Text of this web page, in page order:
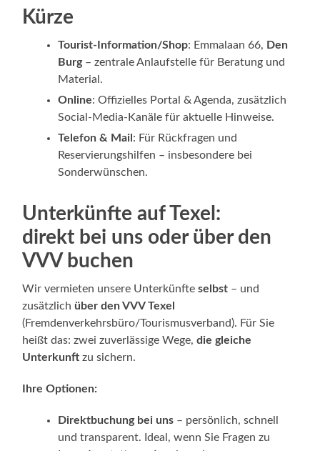
Kürze
Tourist‑Information/Shop: Emmalaan 66, Den
Burg– zentrale Anlaufstelle für Beratung und
Material.
Online: Offizielles Portal & Agenda, zusätzlich
Social‑Media‑Kanäle für aktuelle Hinweise.
Telefon & Mail : Für Rückfragen und
Reservierungshilfen – insbesondere bei
Sonderwünschen.
Unterkünfte auf Texel:
direkt bei uns oder über den
VVV buchen
Wir vermieten unsere Unterkünfteselbst – und
zusätzlich über den VVV Texel
(Fremdenverkehrsbüro/Tourismusverband). Für Sie
heißt das: zwei zuverlässige Wege,die gleiche
Unterkunft zu sichern.
Ihre Optionen:
Direktbuchung bei uns – persönlich, schnell
und transparent. Ideal, wenn Sie Fragen zu